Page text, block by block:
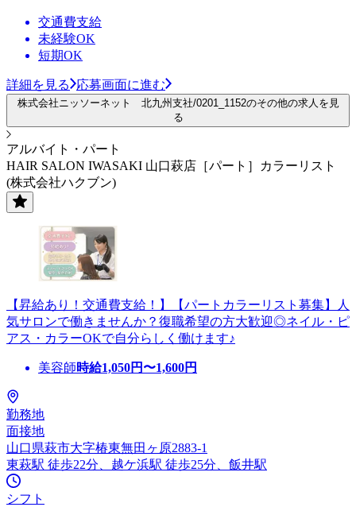
交通費支給
未経験OK
短期OK
詳細を見る 応募画面に進む
株式会社ニッソーネット 北九州支社/0201_1152のその他の求人を見
る
アルバイト・パート
HAIR SALON IWASAKI 山口萩店［パート］カラーリスト
(株式会社ハクブン)
【昇給あり！交通費支給！】【パートカラーリスト募集】人
気サロンで働きませんか？復職希望の方大歓迎◎ネイル・ピ
アス・カラーOKで自分らしく働けます♪
美容師時給1,050円〜1,600円
勤務地
面接地
山口県萩市大字椿東無田ヶ原2883-1
東萩駅 徒歩22分、越ケ浜駅 徒歩25分、飯井駅
シフト